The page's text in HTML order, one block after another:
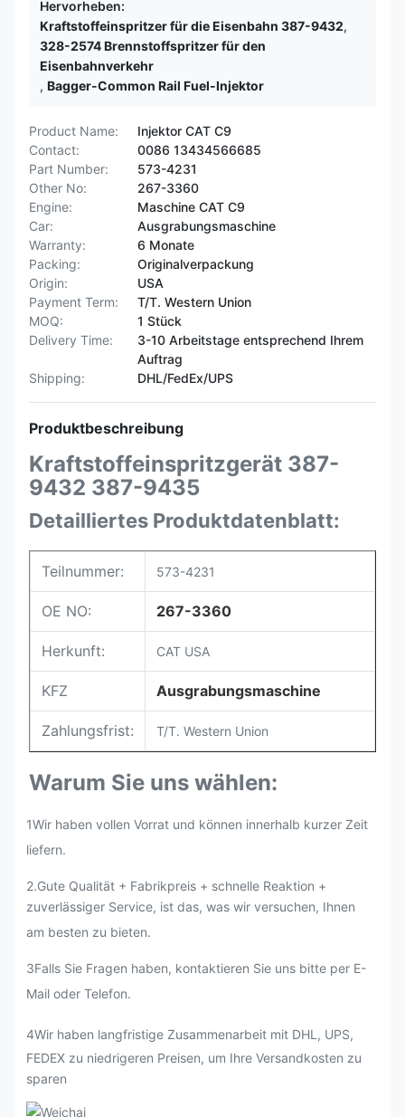
Hervorheben:
Kraftstoffeinspritzer für die Eisenbahn 387-9432,
328-2574 Brennstoffspritzer für den
Eisenbahnverkehr
, Bagger-Common Rail Fuel-Injektor
Product Name:
Injektor CAT C9
Contact:
0086 13434566685
Part Number:
573-4231
Other No:
267-3360
Engine:
Maschine CAT C9
Car:
Ausgrabungsmaschine
Warranty:
6 Monate
Packing:
Originalverpackung
Origin:
USA
Payment Term:
T/T. Western Union
MOQ:
1 Stück
Delivery Time:
3-10 Arbeitstage entsprechend Ihrem
Auftrag
Shipping:
DHL/FedEx/UPS
Produktbeschreibung
Kraftstoffeinspritzgerät 387-
9432 387-9435
Detailliertes Produktdatenblatt:
Teilnummer: 573-4231
OE NO: 267-3360
Herkunft: CAT USA
KFZ Ausgrabungsmaschine
Zahlungsfrist: T/T. Western Union
Warum Sie uns wählen:
1Wir haben vollen Vorrat und können innerhalb kurzer Zeit
liefern.
2.Gute Qualität + Fabrikpreis + schnelle Reaktion +
zuverlässiger Service, ist das, was wir versuchen, Ihnen
am besten zu bieten.
3Falls Sie Fragen haben, kontaktieren Sie uns bitte per E-
Mail oder Telefon.
4Wir haben langfristige Zusammenarbeit mit DHL, UPS,
FEDEX zu niedrigeren Preisen, um Ihre Versandkosten zu
sparen